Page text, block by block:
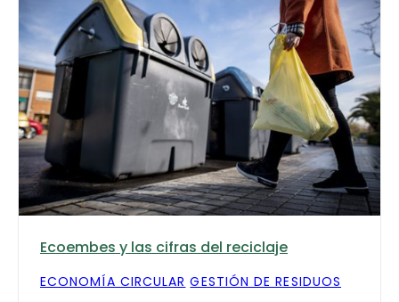
Ecoembes y las cifras del reciclaje
ECONOMÍA CIRCULAR GESTIÓN DE RESIDUOS